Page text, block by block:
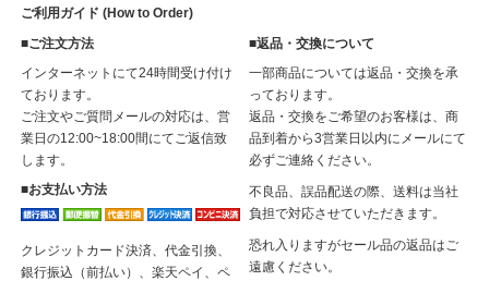
ご利用ガイド (How to Order)
■ご注文方法
インターネットにて24時間受け付け
ております。
ご注文やご質問メールの対応は、営
業日の12:00~18:00間にてご返信致
します。
■お支払い方法
クレジットカード決済、代金引換、
銀行振込（前払い）、楽天ペイ、ペ
■返品・交換について
一部商品については返品・交換を承
っております。
返品・交換をご希望のお客様は、商
品到着から3営業日以内にメールにて
必ずご連絡ください。
不良品、誤品配送の際、送料は当社
負担で対応させていただきます。
恐れ入りますがセール品の返品はご
遠慮ください。